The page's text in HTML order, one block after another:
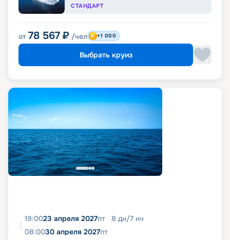
СТАНДАРТ
от 78 567 ₽ /чел +1 000
Выбрать круиз
19:0023 апреля 2027пт 8 дн/7 нч
08:0030 апреля 2027пт